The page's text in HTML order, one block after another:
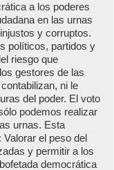
a los poderes
en las urnas
y corruptos.
políticos, partidos y
riesgo que
gestores de las
ni le
del poder. El voto
podemos realizar
urnas. Esta
el peso del
y permitir a los
democrática